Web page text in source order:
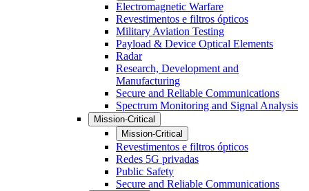
Electromagnetic Warfare
Revestimentos e filtros ópticos
Military Aviation Testing
Payload & Device Optical Elements
Radar
Research, Development and
Manufacturing
Secure and Reliable Communications
Spectrum Monitoring and Signal Analysis
Mission-Critical
Mission-Critical
Revestimentos e filtros ópticos
Redes 5G privadas
Public Safety
Secure and Reliable Communications